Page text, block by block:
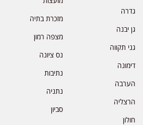
גדרה
גן יבנה
גני תקווה
דימונה
הערבה
הרצליה
חולון
מזכרת בתיה
מצפה רמון
נס ציונה
נתיבות
נתניה
סביון